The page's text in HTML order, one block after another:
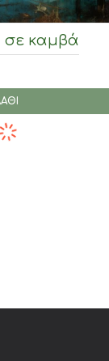
σε καμβά